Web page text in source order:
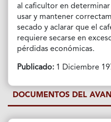
al caficultor en
usar y mantener
secado y aclarar que el
requiere secarse en
pérdidas económicas.
Publicado:1 Diciembre
DOCUMENTOS DEL